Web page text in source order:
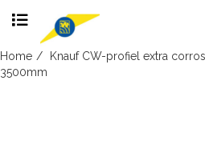
Skip
to
Home
Knauf CW-profiel extra
3500mm